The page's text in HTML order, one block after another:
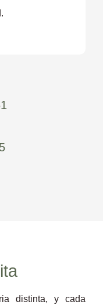
distinta, y cada